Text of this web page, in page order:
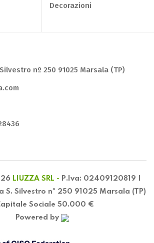
Decorazioni
nº 250 91025 Marsala (TP)
LIUZZA SRL - P.Iva: 02409120819 |
S. Silvestro nº 250 91025 Marsala (TP)
Sociale 50.000 €
Powered by